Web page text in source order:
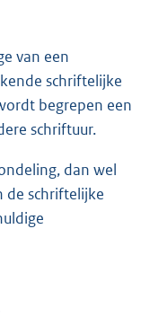
van een
schriftelijke
begrepen een
schriftuur.
dan wel
de schriftelijke